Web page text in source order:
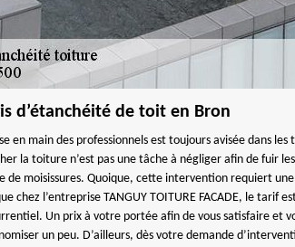
d’étanchéité de toit en Bron
en main des professionnels est toujours avisée dans
la toiture n’est pas une tâche à négliger afin de fuir
de moisissures. Quoique, cette intervention requiert
chez l’entreprise TANGUY TOITURE FACADE, le tarif
Un prix à votre portée afin de vous satisfaire et
un peu. D’ailleurs, dès votre demande